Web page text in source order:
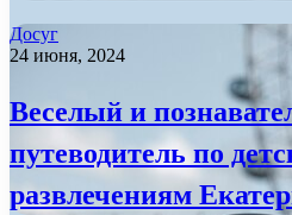
Досуг
24 июня, 2024
Веселый и
путеводитель по
развлечениям